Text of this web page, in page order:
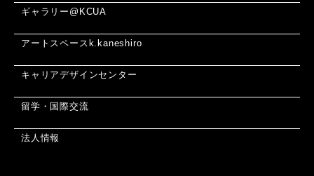
ギャラリー@KCUA
アートスペースk.kaneshiro
キャリアデザインセンター
留学・国際交流
法人情報